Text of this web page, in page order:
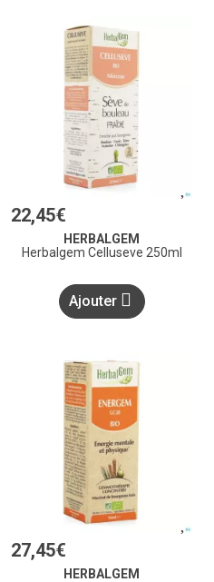
22,45€
HERBALGEM
Herbalgem Celluseve 250ml
Ajouter
27,45€
HERBALGEM